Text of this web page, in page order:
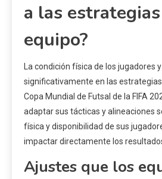
a las
equipo?
La condición física de los jugadores
significativamente en las
Copa Mundial de Futsal de la FIFA
adaptar sus tácticas y alineaciones
física y disponibilidad de sus
impactar directamente los
Ajustes que los